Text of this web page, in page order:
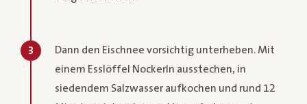
3
Dann den Eischnee vorsichtig unterheben. Mit
einem Esslöffel Nockerln ausstechen, in
siedendem Salzwasser aufkochen und rund 12